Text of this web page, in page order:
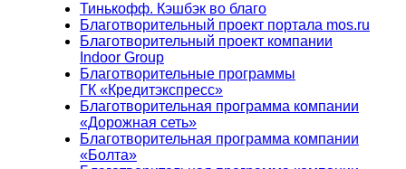
Тинькофф. Кэшбэк во благо
Благотворительный проект портала mos.ru
Благотворительный проект компании
Indoor Group
Благотворительные программы
ГК «Кредитэкспресс»
Благотворительная программа компании
«Дорожная сеть»
Благотворительная программа компании
«Болта»